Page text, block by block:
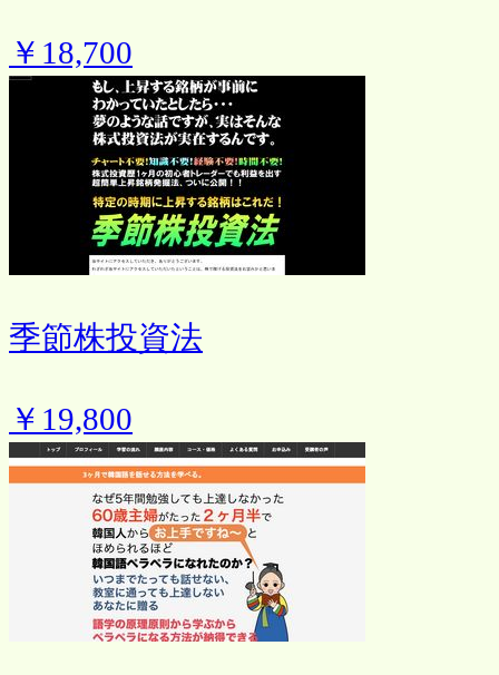
￥18,700
季節株投資法
￥19,800